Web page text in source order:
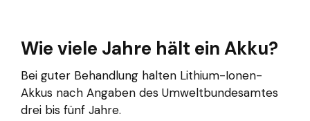
Wie viele Jahre hält ein Akku?
Bei guter Behandlung halten Lithium-Ionen-
Akkus nach Angaben des Umweltbundesamtes
drei bis fünf Jahre.